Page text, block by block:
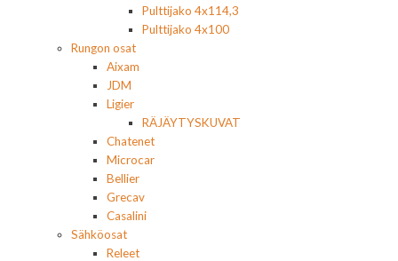
Pulttijako 4x114,3
Pulttijako 4x100
Rungon osat
Aixam
JDM
Ligier
RÄJÄYTYSKUVAT
Chatenet
Microcar
Bellier
Grecav
Casalini
Sähköosat
Releet